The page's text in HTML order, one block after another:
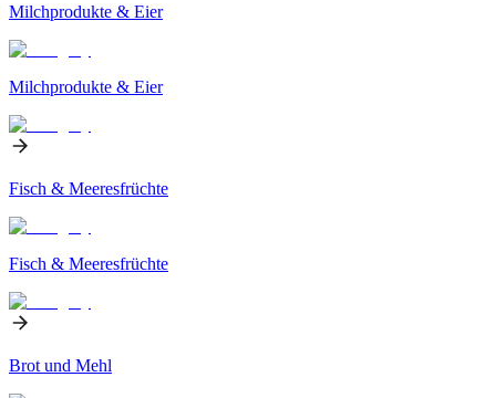
Milchprodukte & Eier
Milchprodukte & Eier
Fisch & Meeresfrüchte
Fisch & Meeresfrüchte
Brot und Mehl